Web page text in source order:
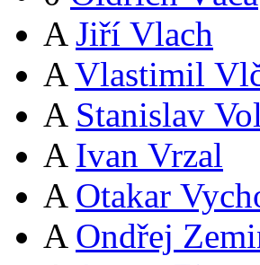
A Jiří Vlach
A Vlastimil
A Stanislav
A Ivan Vrzal
A Otakar
A Ondřej